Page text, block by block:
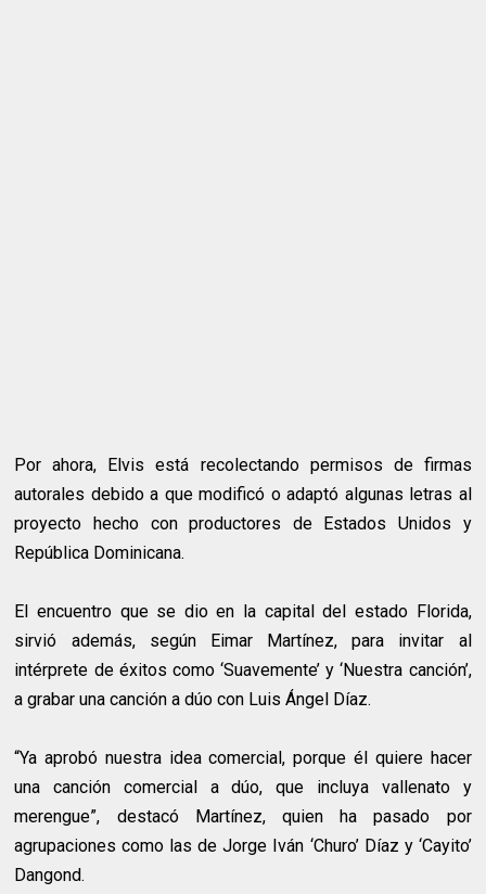
Por ahora, Elvis está recolectando permisos de firmas
autorales debido a que modificó o adaptó algunas letras al
proyecto hecho con productores de Estados Unidos y
República Dominicana.
El encuentro que se dio en la capital del estado Florida,
sirvió además, según Eimar Martínez, para invitar al
intérprete de éxitos como ‘Suavemente’ y ‘Nuestra canción’,
a grabar una canción a dúo con Luis Ángel Díaz.
“Ya aprobó nuestra idea comercial, porque él quiere hacer
una canción comercial a dúo, que incluya vallenato y
merengue”, destacó Martínez, quien ha pasado por
agrupaciones como las de Jorge Iván ‘Churo’ Díaz y ‘Cayito’
Dangond.